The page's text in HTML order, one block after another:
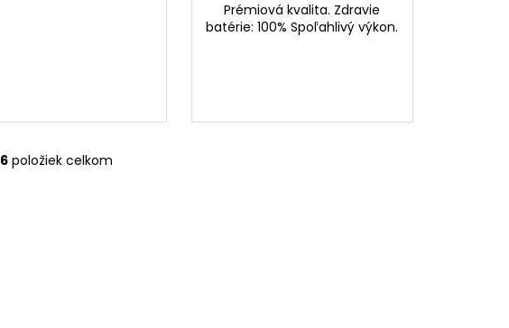
Prémiová kvalita. Zdravie
batérie: 100% Spoľahlivý výkon.
O
6položiek celkom